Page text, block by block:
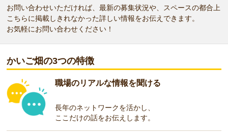
お問い合わせいただければ、最新の募集状況や、スペースの都合上
こちらに掲載しきれなかった詳しい情報をお伝えできます。
お気軽にお問い合わせください！
かいご畑の3つの特徴
職場のリアルな情報を聞ける
長年のネットワークを活かし、
ここだけの話をお伝えします。